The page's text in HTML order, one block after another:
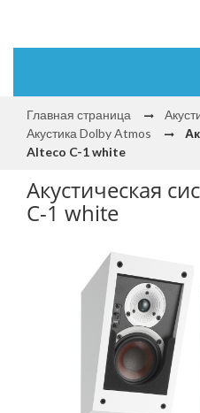
Главная страница
Акустика Dolby Atmos
Alteco C-1 white
Акустическая
C-1 white